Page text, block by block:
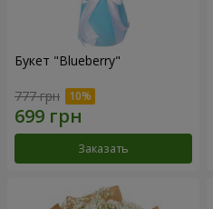
Букет "Blueberry"
777 грн
Заказать